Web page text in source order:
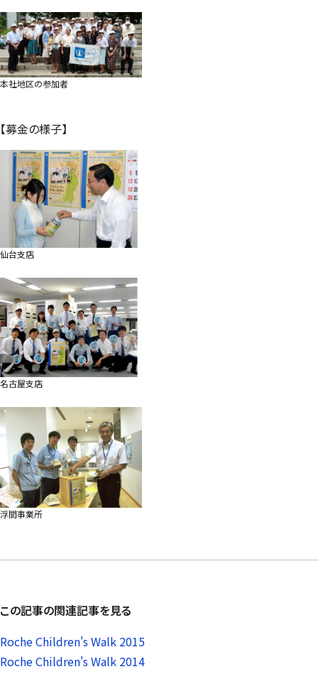
本社地区の参加者
【募金の様子】
仙台支店
名古屋支店
浮間事業所
この記事の関連記事を見る
Roche Children's Walk 2015
Roche Children's Walk 2014